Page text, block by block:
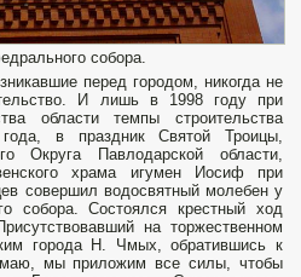
собора.
перед городом, никогда не
И лишь в 1998 году при
области темпы строительства
в праздник Святой Троицы,
Округа Павлодарской области,
храма игумен Иосиф при
совершил водосвятный молебен у
собора. Состоялся крестный ход
на торжественном
города Н. Чмых, обратившись к
мы приложим все силы, чтобы